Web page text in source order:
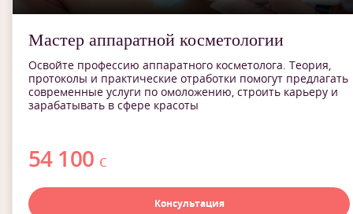
Мастер аппаратной косметологии
Освойте профессию аппаратного косметолога. Теория,
протоколы и практические отработки помогут предлагать
современные услуги по омоложению, строить карьеру и
зарабатывать в сфере красоты
54 100 с
Консультация